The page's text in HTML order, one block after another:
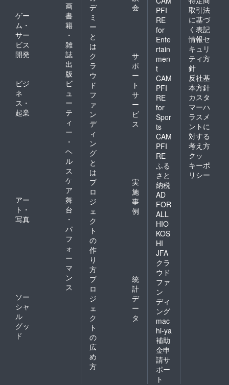
画
ゲー
ム・
サー
ビス
開発
書
籍
・
雑
誌
出
版
ビジ
ネ
ス・
起業
ビ
ュ
ー
テ
ィ
ー
・
ヘ
ル
ス
ケ
ア
アー
ト・
写真
舞
台
・
パ
フ
ォ
ー
マ
ン
ス
ソー
シャ
ル
グッ
ド
デ
ミ
ー
と
は
会
ク
ラ
ウ
ド
フ
ァ
ン
デ
ィ
ン
グ
と
は
サ
ポ
ー
ト
サ
ー
ビ
ス
プ
ロ
ジ
ェ
ク
ト
の
作
り
方
実
施
事
例
プ
ロ
ジ
ェ
ク
ト
の
広
め
方
統
計
デ
ー
タ
PFI
RE
for
Ente
rtain
men
t
CAM
PFI
RE
for
Spor
ts
CAM
PFI
RE
ふる
さと
納税
AD
FOR
ALL
HIO
KOS
HI
JFA
クラ
ウド
ファ
ン
ディ
ング
mac
hi-ya
補助
金申
請サ
ポー
ト
取引法
に基づ
く表記
情報セ
キュリ
ティ方
針
反社基
本方針
カスタ
マーハ
ラスメ
ントに
対する
考え方
クッ
キーポ
リシー